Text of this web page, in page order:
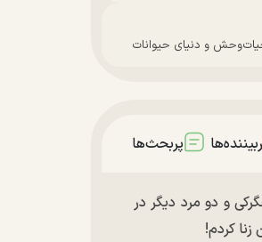
و دنیای حیوانات
پربحث‌ها
و دو مرد دیگر در
کردم!